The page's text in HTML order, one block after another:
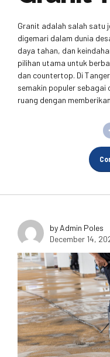
Granit adalah salah satu
digemari dalam dunia
daya tahan, dan
pilihan utama untuk
dan countertop. Di
semakin populer
ruang dengan
by Admin Poles
December 14,